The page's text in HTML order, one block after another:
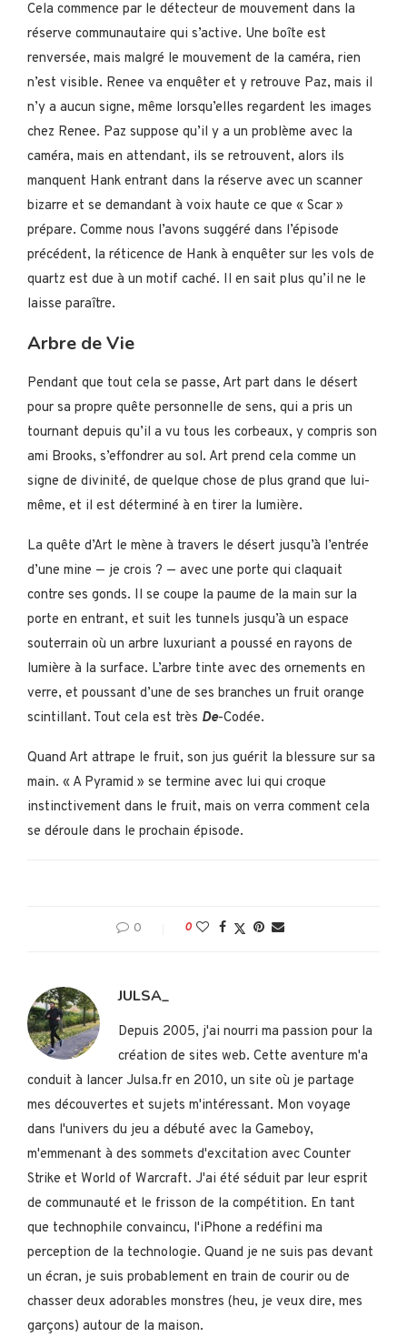
Cela commence par le détecteur de mouvement dans la
réserve communautaire qui s’active. Une boîte est
renversée, mais malgré le mouvement de la caméra, rien
n’est visible. Renee va enquêter et y retrouve Paz, mais il
n’y a aucun signe, même lorsqu’elles regardent les images
chez Renee. Paz suppose qu’il y a un problème avec la
caméra, mais en attendant, ils se retrouvent, alors ils
manquent Hank entrant dans la réserve avec un scanner
bizarre et se demandant à voix haute ce que « Scar »
prépare. Comme nous l’avons suggéré dans l’épisode
précédent, la réticence de Hank à enquêter sur les vols de
quartz est due à un motif caché. Il en sait plus qu’il ne le
laisse paraître.
Arbre de Vie
Pendant que tout cela se passe, Art part dans le désert
pour sa propre quête personnelle de sens, qui a pris un
tournant depuis qu’il a vu tous les corbeaux, y compris son
ami Brooks, s’effondrer au sol. Art prend cela comme un
signe de divinité, de quelque chose de plus grand que lui-
même, et il est déterminé à en tirer la lumière.
La quête d’Art le mène à travers le désert jusqu’à l’entrée
d’une mine — je crois ? — avec une porte qui claquait
contre ses gonds. Il se coupe la paume de la main sur la
porte en entrant, et suit les tunnels jusqu’à un espace
souterrain où un arbre luxuriant a poussé en rayons de
lumière à la surface. L’arbre tinte avec des ornements en
verre, et poussant d’une de ses branches un fruit orange
scintillant. Tout cela est très De-Codée.
Quand Art attrape le fruit, son jus guérit la blessure sur sa
main. « A Pyramid » se termine avec lui qui croque
instinctivement dans le fruit, mais on verra comment cela
se déroule dans le prochain épisode.
0 0
JULSA_
Depuis 2005, j'ai nourri ma passion pour la
création de sites web. Cette aventure m'a
conduit à lancer Julsa.fr en 2010, un site où je partage
mes découvertes et sujets m'intéressant. Mon voyage
dans l'univers du jeu a débuté avec la Gameboy,
m'emmenant à des sommets d'excitation avec Counter
Strike et World of Warcraft. J'ai été séduit par leur esprit
de communauté et le frisson de la compétition. En tant
que technophile convaincu, l'iPhone a redéfini ma
perception de la technologie. Quand je ne suis pas devant
un écran, je suis probablement en train de courir ou de
chasser deux adorables monstres (heu, je veux dire, mes
garçons) autour de la maison.